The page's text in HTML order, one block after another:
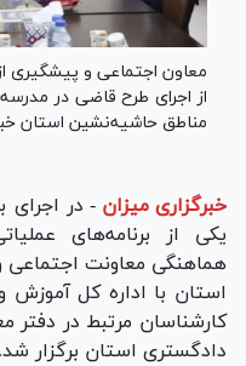
معاون اجتماعی و پیشگیری
مناطق حاشیه‌نشین استان
خبرگزاری میزان - در اجرای
یکی از برنامه‌های
هماهنگی معاونت اجتماعی
استان با اداره کل
کارشناسان مرتبط در دفتر
دادگستری استان برگزار شد.